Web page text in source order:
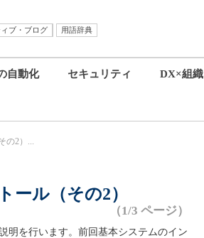
ブ・ブログ
用語辞典
自動化 セキュリティ DX×組織
の2）...
ール（その2）
（1/3 ページ）
明を行います。前回基本システムのイン